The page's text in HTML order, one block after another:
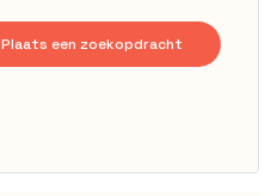
Plaats een zoekopdracht